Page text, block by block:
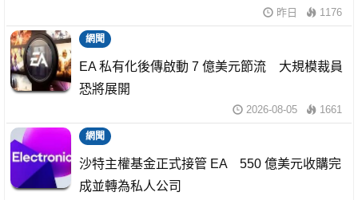
昨日 1176
網聞
EA 私有化後傳啟動 7 億美元節流 大規模裁員
恐將展開
2026-08-05 1661
網聞
沙特主權基金正式接管 EA 550 億美元收購完
成並轉為私人公司